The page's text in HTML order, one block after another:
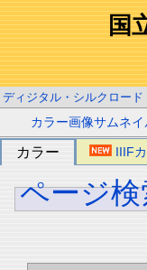
国
ディジタル・シルクロード
カラー画像サムネイ
カラー IIIF
ページ検